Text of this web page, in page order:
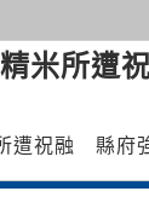
米所遭
遭祝融 縣府